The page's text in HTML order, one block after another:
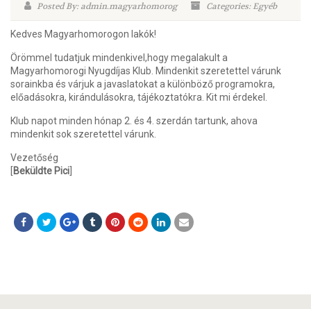
Posted By: admin.magyarhomorog
Categories: Egyéb
Kedves Magyarhomorogon lakók!
Örömmel tudatjuk mindenkivel,hogy megalakult a
Magyarhomorogi Nyugdíjas Klub. Mindenkit szeretettel várunk
sorainkba és várjuk a javaslatokat a különböző programokra,
előadásokra, kirándulásokra, tájékoztatókra. Kit mi érdekel.
Klub napot minden hónap 2. és 4. szerdán tartunk, ahova
mindenkit sok szeretettel várunk.
Vezetőség
Beküldte Pici